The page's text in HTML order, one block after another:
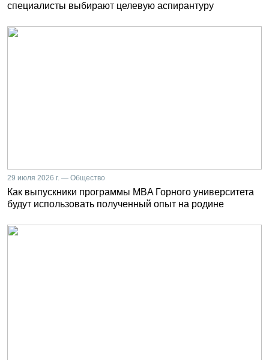
специалисты выбирают целевую аспирантуру
29 июля 2026 г. — Общество
Как выпускники программы MBA Горного университета
будут использовать полученный опыт на родине